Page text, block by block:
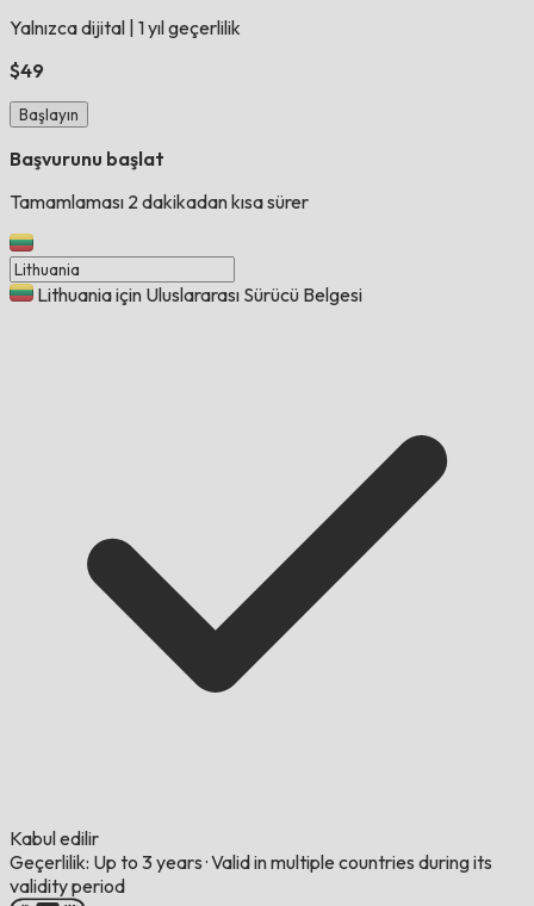
Yalnızca dijital 1 yıl geçerlilik
$49
Başlayın
Başvurunu başlat
Tamamlaması 2 dakikadan kısa sürer
Lithuania için Uluslararası Sürücü Belgesi
Kabul edilir
Geçerlilik: Up to 3 years ·Valid in multiple countries during its
validity period